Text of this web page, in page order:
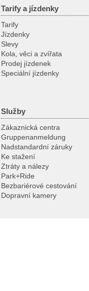
Tarify a jízdenky
Tarify
Jízdenky
Slevy
Kola, věci a zvířata
Prodej jízdenek
Speciální jízdenky
Služby
Zákaznická centra
Gruppenanmeldung
Nadstandardní záruky
Ke stažení
Ztráty a nálezy
Park+Ride
Bezbariérové cestování
Dopravní kamery